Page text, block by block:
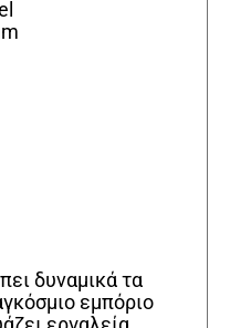
δυναμικά τα
εμπόριο